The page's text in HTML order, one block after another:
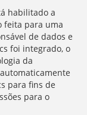
habilitado a
feita para uma
de dados e
foi integrado, o
da
para fins de
para o